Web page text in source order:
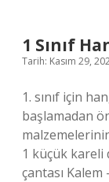
1 Sınıf
Tarih: Kasım 29,
1. sınıf için
başlamadan
1 küçük kareli
çantası Kalem